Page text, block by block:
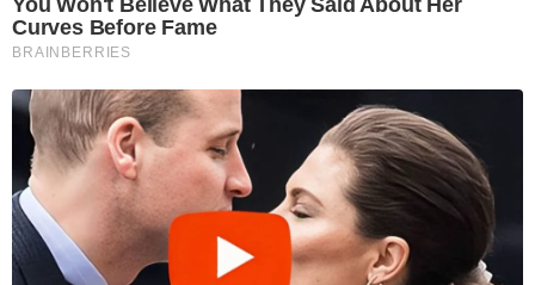
You Won't Believe What They Said About Her
Curves Before Fame
BRAINBERRIES